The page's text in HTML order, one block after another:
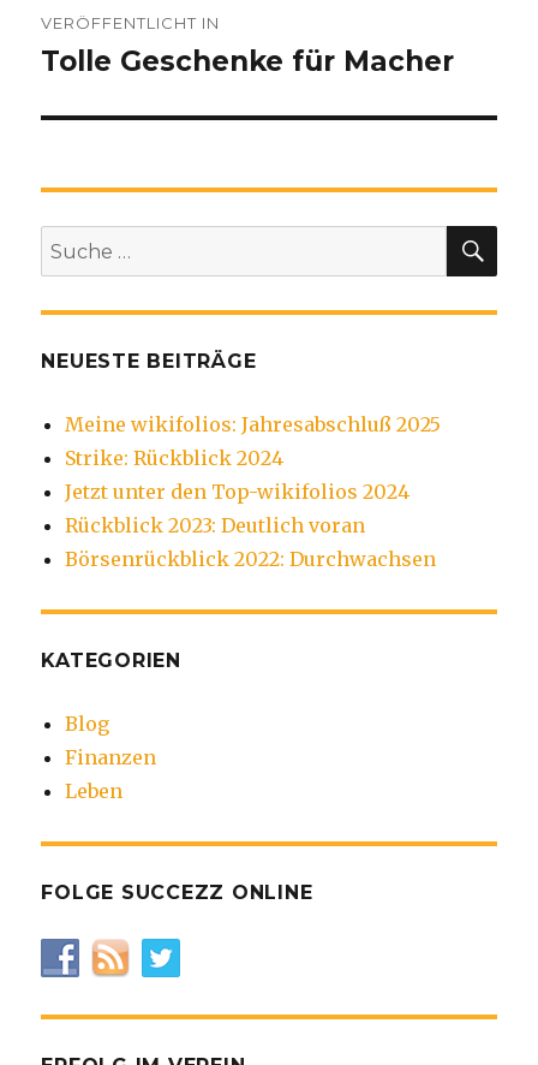
VERÖFFENTLICHT IN
Tolle Geschenke für Macher
Suche
nach:
NEUESTE BEITRÄGE
Meine wikifolios: Jahresabschluß 2025
Strike: Rückblick 2024
Jetzt unter den Top-wikifolios 2024
Rückblick 2023: Deutlich voran
Börsenrückblick 2022: Durchwachsen
KATEGORIEN
Blog
Finanzen
Leben
FOLGE SUCCEZZ ONLINE